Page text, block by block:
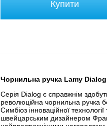
Чорнильна ручка Lamy
Серія Dialog є справжнім
революційна чорнильна ручка
Симбіоз інноваційної
швейцарським дизайнером